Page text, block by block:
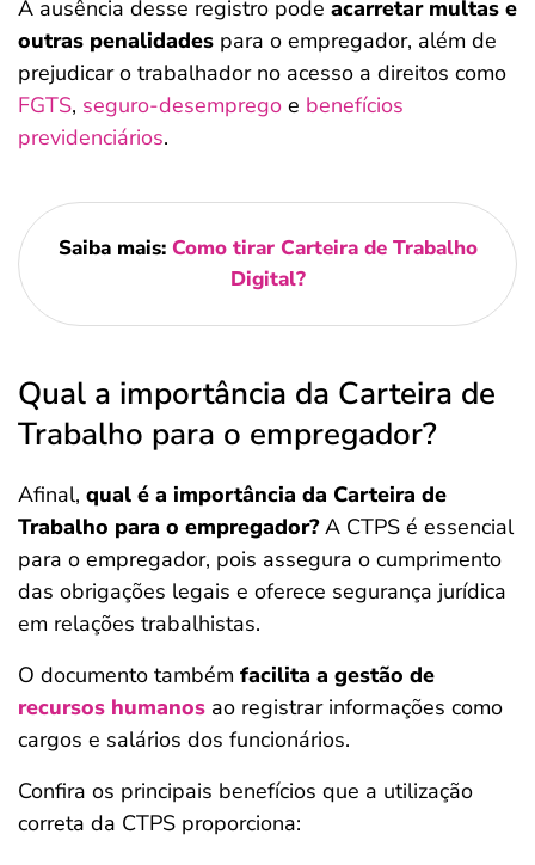
A ausência desse registro pode acarretar multas e
outras penalidades para o empregador, além de
prejudicar o trabalhador no acesso a direitos como
FGTS, seguro-desemprego e benefícios
previdenciários.
Saiba mais: Como tirar Carteira de Trabalho
Digital?
Qual a importância da Carteira de
Trabalho para o empregador?
Afinal, qual é a importância da Carteira de
Trabalho para o empregador?A CTPS é essencial
para o empregador, pois assegura o cumprimento
das obrigações legais e oferece segurança jurídica
em relações trabalhistas.
O documento também facilita a gestão de
recursos humanos ao registrar informações como
cargos e salários dos funcionários.
Confira os principais benefícios que a utilização
correta da CTPS proporciona: